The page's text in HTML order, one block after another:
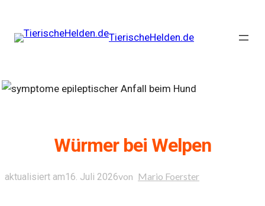
TierischeHelden.de
Würmer bei Welpen
aktualisiert am16. Juli 2026von Mario Foerster